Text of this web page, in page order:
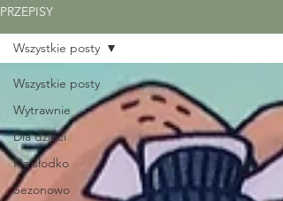
PRZEPISY
Wszystkie posty
Wytrawnie
Dla dzieci
Na słodko
Sezonowo
Wszystkie posty